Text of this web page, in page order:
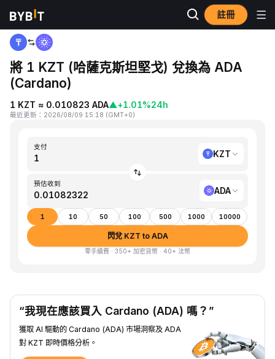
註冊
首頁 KZT to ADA
將 1 KZT (哈薩克斯坦堅戈) 兌換為 ADA
(Cardano)
1 KZT ≈ 0.010823 ADA▲+1.01%24h
最近更新 ： 2026/08/09 15:18 (GMT+0)
支付
KZT
預估收到
ADA
1 10 50 100 500 1000 10000
閃兌 KZT to ADA
零手續費 · 350+ 加密貨幣 · 40+ 法幣
“我現在應該買入 Cardano (ADA) 嗎？”
獲取 AI 驅動的 Cardano (ADA) 市場洞察及 ADA
對 KZT 即時價格分析。